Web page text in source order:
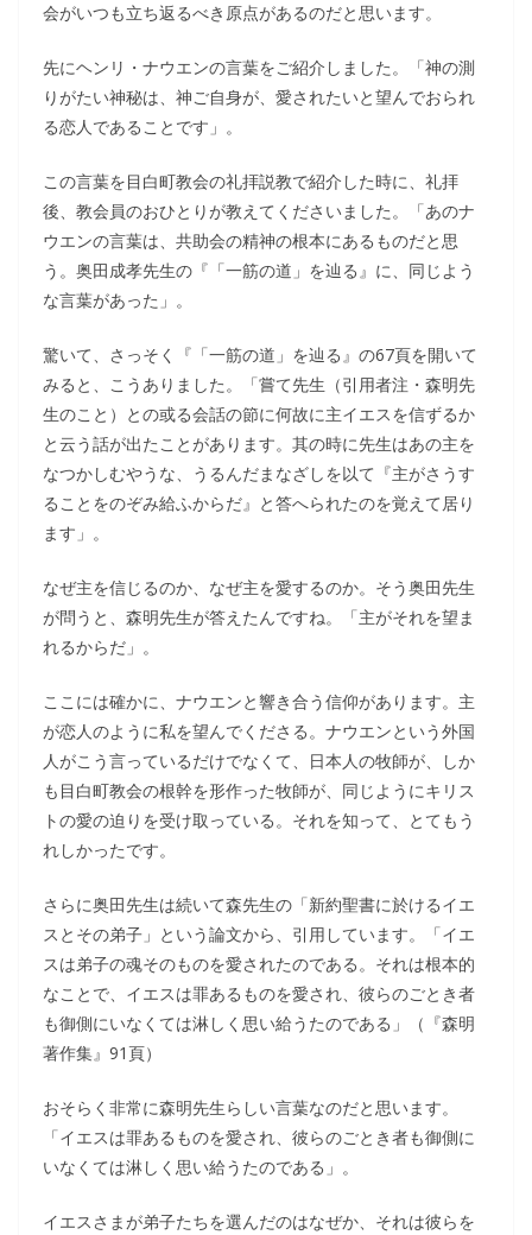
会がいつも立ち返るべき原点があるのだと思います。
先にヘンリ・ナウエンの言葉をご紹介しました。「神の測
りがたい神秘は、神ご自身が、愛されたいと望んでおられ
る恋人であることです」。
この言葉を目白町教会の礼拝説教で紹介した時に、礼拝
後、教会員のおひとりが教えてくださいました。「あのナ
ウエンの言葉は、共助会の精神の根本にあるものだと思
う。奥田成孝先生の『「一筋の道」を辿る』に、同じよう
な言葉があった」。
驚いて、さっそく『「一筋の道」を辿る』の67頁を開いて
みると、こうありました。「嘗て先生（引用者注・森明先
生のこと）との或る会話の節に何故に主イエスを信ずるか
と云う話が出たことがあります。其の時に先生はあの主を
なつかしむやうな、うるんだまなざしを以て『主がさうす
ることをのぞみ給ふからだ』と答へられたのを覚えて居り
ます」。
なぜ主を信じるのか、なぜ主を愛するのか。そう奥田先生
が問うと、森明先生が答えたんですね。「主がそれを望ま
れるからだ」。
ここには確かに、ナウエンと響き合う信仰があります。主
が恋人のように私を望んでくださる。ナウエンという外国
人がこう言っているだけでなくて、日本人の牧師が、しか
も目白町教会の根幹を形作った牧師が、同じようにキリス
トの愛の迫りを受け取っている。それを知って、とてもう
れしかったです。
さらに奥田先生は続いて森先生の「新約聖書に於けるイエ
スとその弟子」という論文から、引用しています。「イエ
スは弟子の魂そのものを愛されたのである。それは根本的
なことで、イエスは罪あるものを愛され、彼らのごとき者
も御側にいなくては淋しく思い給うたのである」（『森明
著作集』91頁）
おそらく非常に森明先生らしい言葉なのだと思います。
「イエスは罪あるものを愛され、彼らのごとき者も御側に
いなくては淋しく思い給うたのである」。
イエスさまが弟子たちを選んだのはなぜか、それは彼らを